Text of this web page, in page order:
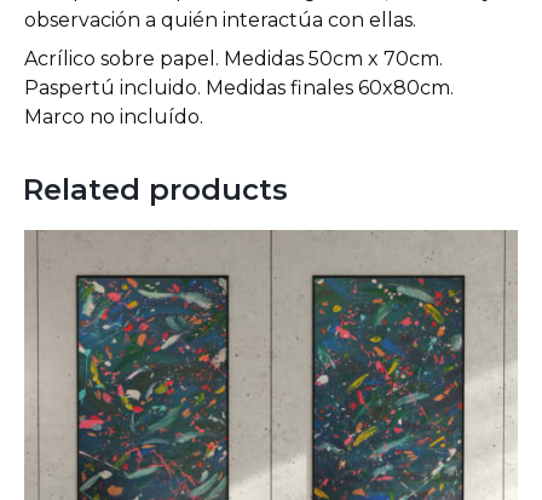
observación a quién interactúa con ellas.
Acrílico sobre papel. Medidas 50cm x 70cm.
Paspertú incluido. Medidas finales 60x80cm.
Marco no incluído.
Related products